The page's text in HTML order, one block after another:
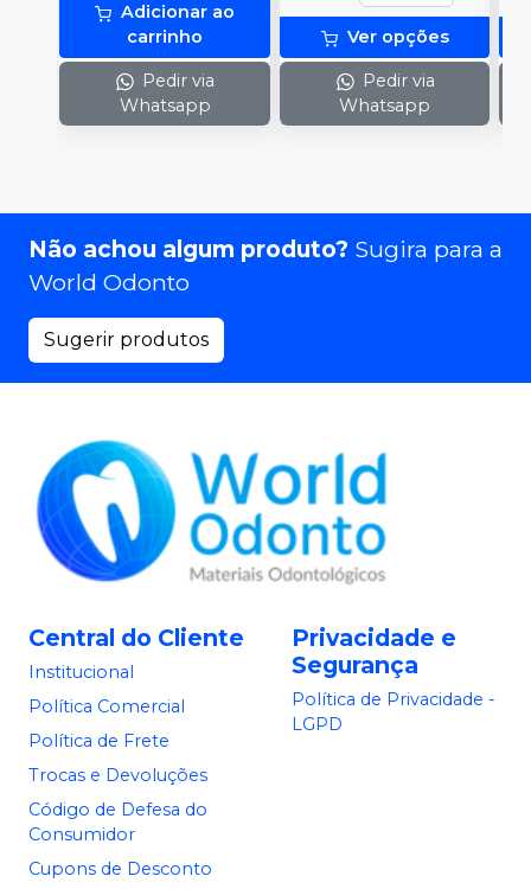
Adicionar ao
carrinho
Pedir via
Whatsapp
Ver opções
Pedir via
Whatsapp
Não achou algum produto? Sugira para a
World Odonto
Sugerir produtos
Central do Cliente
Institucional
Política Comercial
Política de Frete
Trocas e Devoluções
Código de Defesa do
Consumidor
Cupons de Desconto
Privacidade e
Segurança
Política de Privacidade -
LGPD